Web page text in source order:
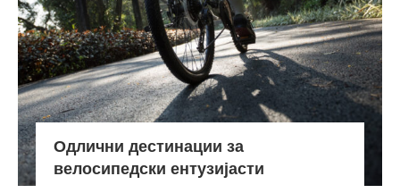
Одлични дестинации за
велосипедски ентузијасти